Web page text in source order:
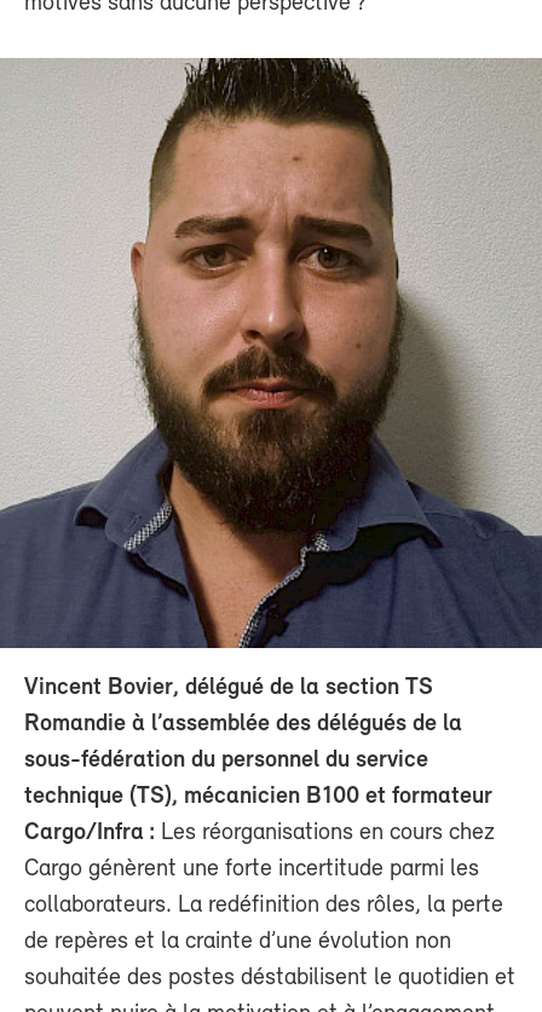
Vincent Bovier, délégué de la section TS
Romandie à l’assemblée des délégués de la
sous-fédération du personnel du service
technique (TS), mécanicien B100 et formateur
Cargo/Infra : Les réorganisations en cours chez
Cargo génèrent une forte incertitude parmi les
collaborateurs. La redéfinition des rôles, la perte
de repères et la crainte d’une évolution non
souhaitée des postes déstabilisent le quotidien et